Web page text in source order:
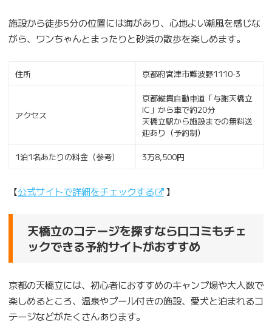
施設から徒歩5分の位置には海があり、心地よい潮風を感じな
がら、ワンちゃんとまったりと砂浜の散歩を楽しめます。
住所 京都府宮津市難波野1110-3
アクセス
京都縦貫自動車道「与謝天橋立
IC」から車で約20分
天橋立駅から施設までの無料送
迎あり（予約制）
1泊1名あたりの料金（参考） 3万8,500円
【公式サイトで詳細をチェックする 】
天橋立のコテージを探すなら口コミもチェ
ックできる予約サイトがおすすめ
京都の天橋立には、初心者におすすめのキャンプ場や大人数で
楽しめるところ、温泉やプール付きの施設、愛犬と泊まれるコ
テージなどがたくさんあります。